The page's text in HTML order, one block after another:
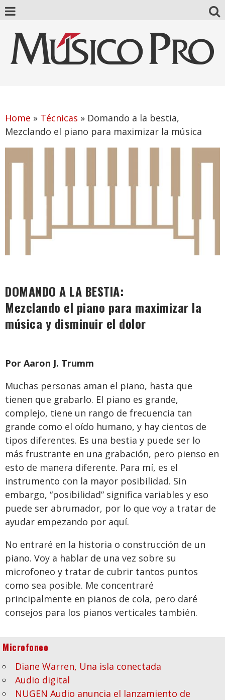
Home » Técnicas » Domando a la bestia,
Mezclando el piano para maximizar la música
DOMANDO A LA BESTIA:
Mezclando el piano para maximizar la
música y disminuir el dolor
Por Aaron J. Trumm
Muchas personas aman el piano, hasta que
tienen que grabarlo. El piano es grande,
complejo, tiene un rango de frecuencia tan
grande como el oído humano, y hay cientos de
tipos diferentes. Es una bestia y puede ser lo
más frustrante en una grabación, pero pienso en
esto de manera diferente. Para mí, es el
instrumento con la mayor posibilidad. Sin
embargo, “posibilidad” significa variables y eso
puede ser abrumador, por lo que voy a tratar de
ayudar empezando por aquí.
No entraré en la historia o construcción de un
piano. Voy a hablar de una vez sobre su
microfoneo y tratar de cubrir tantos puntos
como sea posible. Me concentraré
principalmente en pianos de cola, pero daré
consejos para los pianos verticales también.
Microfoneo
Diane Warren, Una isla conectada
Audio digital
NUGEN Audio anuncia el lanzamiento de